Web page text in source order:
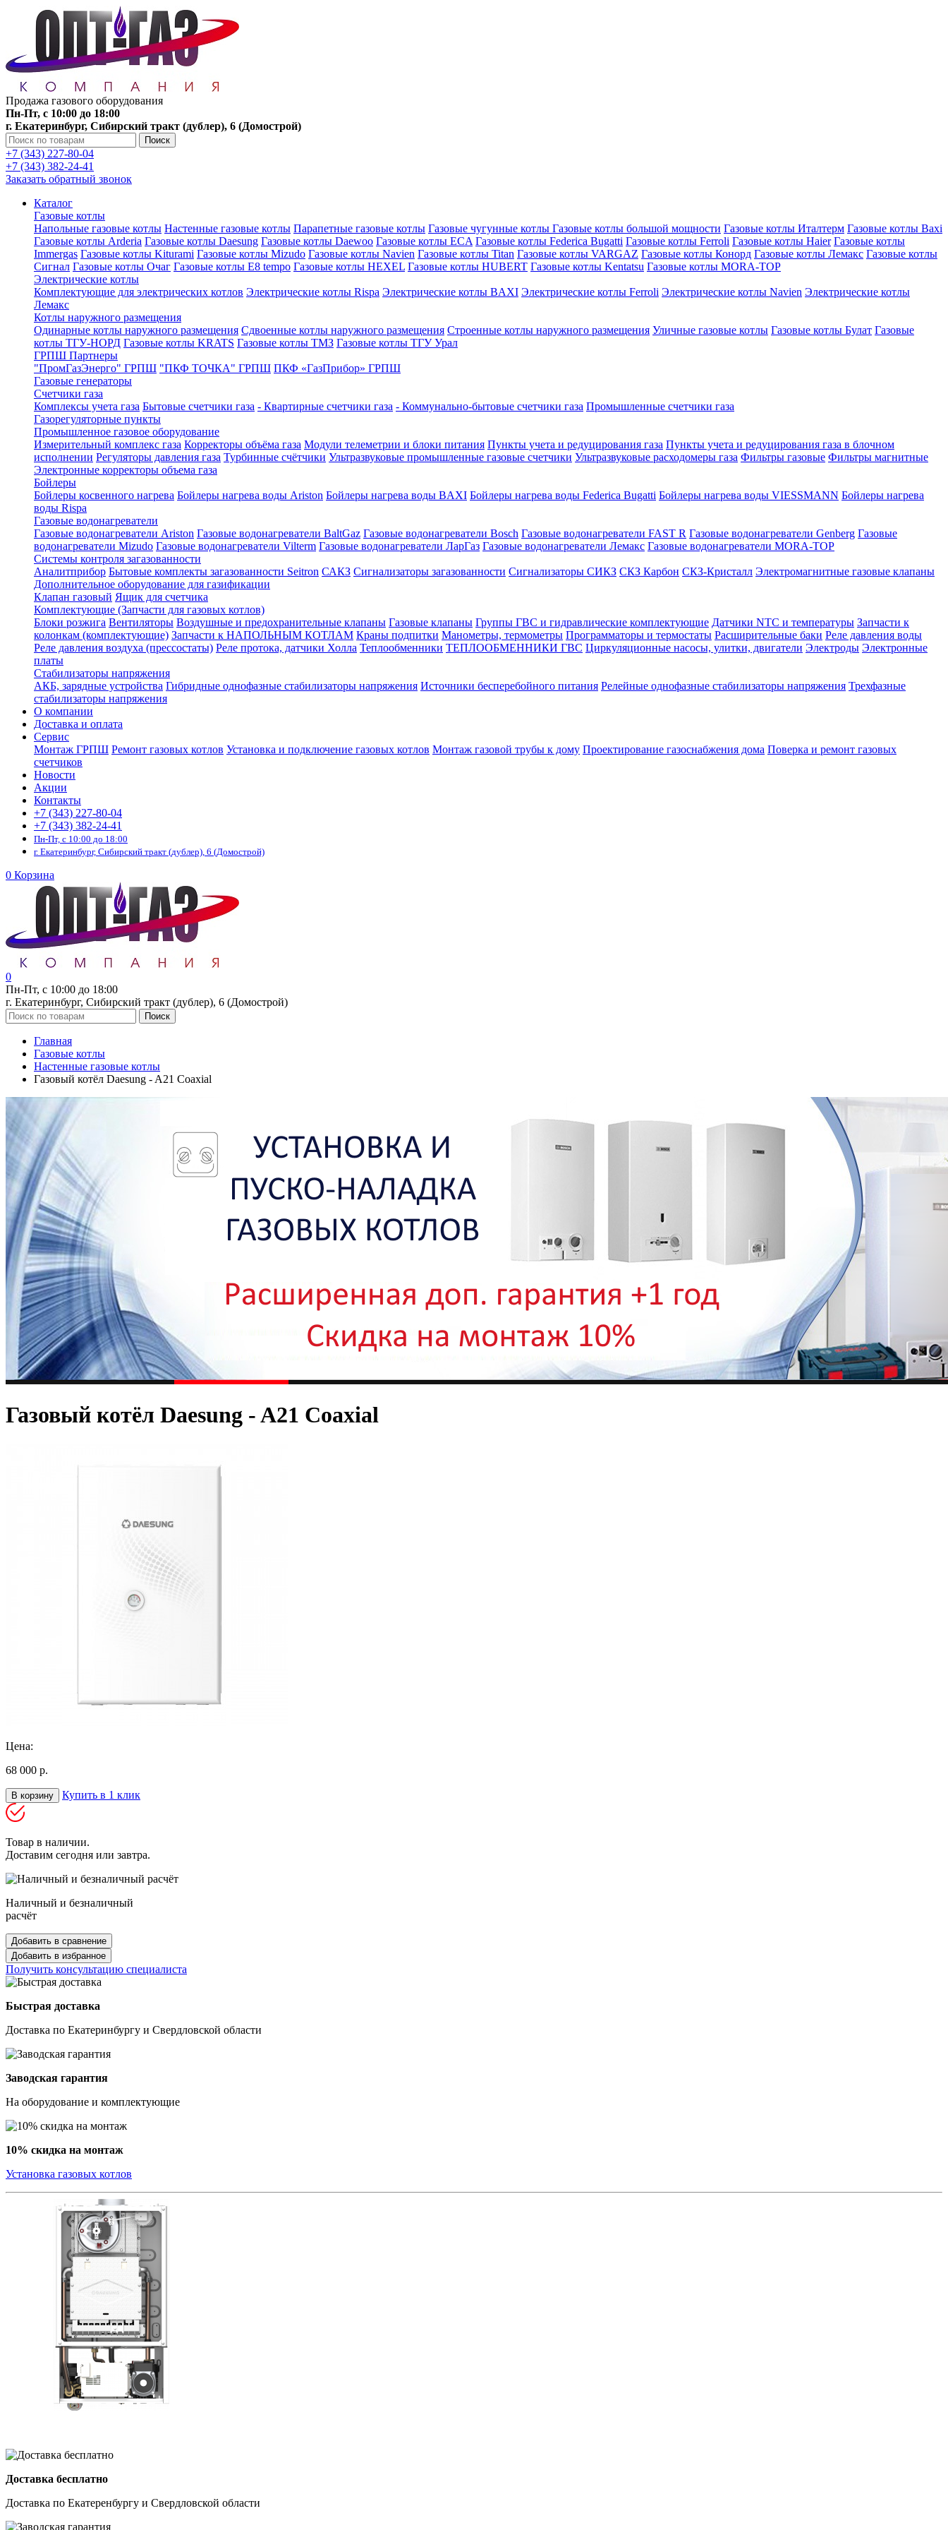
Продажа газового оборудования
Пн-Пт, с 10:00 до 18:00
г. Екатеринбург, Сибирский тракт (дублер), 6 (Домострой)
Поиск
+7 (343) 227-80-04
+7 (343) 382-24-41
Заказать обратный звонок
Каталог
Газовые котлы
Напольные газовые котлы Настенные газовые котлы Парапетные газовые котлы Газовые чугунные котлы Газовые котлы большой мощности Газовые котлы Италтерм Газовые котлы Baxi
Газовые котлы Arderia Газовые котлы Daesung Газовые котлы Daewoo Газовые котлы ECA Газовые котлы Federica Bugatti Газовые котлы Ferroli Газовые котлы Haier Газовые котлы
Immergas Газовые котлы Kiturami Газовые котлы Mizudo Газовые котлы Navien Газовые котлы Titan Газовые котлы VARGAZ Газовые котлы Конорд Газовые котлы Лемакс Газовые котлы
Сигнал Газовые котлы Очаг Газовые котлы E8 tempo Газовые котлы HEXEL Газовые котлы HUBERT Газовые котлы Kentatsu Газовые котлы MORA-TOP
Электрические котлы
Комплектующие для электрических котлов Электрические котлы Rispa Электрические котлы BAXI Электрические котлы Ferroli Электрические котлы Navien Электрические котлы
Лемакс
Котлы наружного размещения
Одинарные котлы наружного размещения Сдвоенные котлы наружного размещения Строенные котлы наружного размещения Уличные газовые котлы Газовые котлы Булат Газовые
котлы ТГУ-НОРД Газовые котлы KRATS Газовые котлы ТМЗ Газовые котлы ТГУ Урал
ГРПШ Партнеры
"ПромГазЭнерго" ГРПШ "ПКФ ТОЧКА" ГРПШ ПКФ «ГазПрибор» ГРПШ
Газовые генераторы
Счетчики газа
Комплексы учета газа Бытовые счетчики газа - Квартирные счетчики газа - Коммунально-бытовые счетчики газа Промышленные счетчики газа
Газорегуляторные пункты
Промышленное газовое оборудование
Измерительный комплекс газа Корректоры объёма газа Модули телеметрии и блоки питания Пункты учета и редуцирования газа Пункты учета и редуцирования газа в блочном
исполнении Регуляторы давления газа Турбинные счётчики Ультразвуковые промышленные газовые счетчики Ультразвуковые расходомеры газа Фильтры газовые Фильтры магнитные
Электронные корректоры объема газа
Бойлеры
Бойлеры косвенного нагрева Бойлеры нагрева воды Ariston Бойлеры нагрева воды BAXI Бойлеры нагрева воды Federica Bugatti Бойлеры нагрева воды VIESSMANN Бойлеры нагрева
воды Rispa
Газовые водонагреватели
Газовые водонагреватели Ariston Газовые водонагреватели BaltGaz Газовые водонагреватели Bosch Газовые водонагреватели FAST R Газовые водонагреватели Genberg Газовые
водонагреватели Mizudo Газовые водонагреватели Vilterm Газовые водонагреватели ЛарГаз Газовые водонагреватели Лемакс Газовые водонагреватели MORA-TOP
Системы контроля загазованности
Аналитприбор Бытовые комплекты загазованности Seitron САКЗ Сигнализаторы загазованности Сигнализаторы СИКЗ СКЗ Карбон СКЗ-Кристалл Электромагнитные газовые клапаны
Дополнительное оборудование для газификации
Клапан газовый Ящик для счетчика
Комплектующие (Запчасти для газовых котлов)
Блоки розжига Вентиляторы Воздушные и предохранительные клапаны Газовые клапаны Группы ГВС и гидравлические комплектующие Датчики NTC и температуры Запчасти к
колонкам (комплектующие) Запчасти к НАПОЛЬНЫМ КОТЛАМ Краны подпитки Манометры, термометры Программаторы и термостаты Расширительные баки Реле давления воды
Реле давления воздуха (прессостаты) Реле протока, датчики Холла Теплообменники ТЕПЛООБМЕННИКИ ГВС Циркуляционные насосы, улитки, двигатели Электроды Электронные
платы
Стабилизаторы напряжения
АКБ, зарядные устройства Гибридные однофазные стабилизаторы напряжения Источники бесперебойного питания Релейные однофазные стабилизаторы напряжения Трехфазные
стабилизаторы напряжения
О компании
Доставка и оплата
Сервис
Монтаж ГРПШ Ремонт газовых котлов Установка и подключение газовых котлов Монтаж газовой трубы к дому Проектирование газоснабжения дома Поверка и ремонт газовых
счетчиков
Новости
Акции
Контакты
+7 (343) 227-80-04
+7 (343) 382-24-41
Пн-Пт, с 10:00 до 18:00
г. Екатеринбург, Сибирский тракт (дублер), 6 (Домострой)
0 Корзина
0
Пн-Пт, с 10:00 до 18:00
г. Екатеринбург, Сибирский тракт (дублер), 6 (Домострой)
Поиск
Главная
Газовые котлы
Настенные газовые котлы
Газовый котёл Daesung - A21 Coaxial
Газовый котёл Daesung - A21 Coaxial
Цена:
68 000 р.
В корзину Купить в 1 клик
Товар в наличии.
Доставим сегодня или завтра.
Наличный и безналичный
расчёт
Добавить в сравнение
Добавить в избранное
Получить консультацию специалиста
Быстрая доставка
Доставка по Екатеринбургу и Свердловской области
Заводская гарантия
На оборудование и комплектующие
10% скидка на монтаж
Установка газовых котлов
Доставка бесплатно
Доставка по Екатеренбургу и Свердловской области